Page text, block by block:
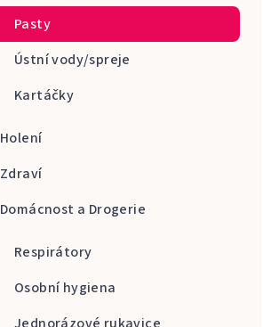
Pasty
Ústní vody/spreje
Kartáčky
Holení
Zdraví
Domácnost a Drogerie
Respirátory
Osobní hygiena